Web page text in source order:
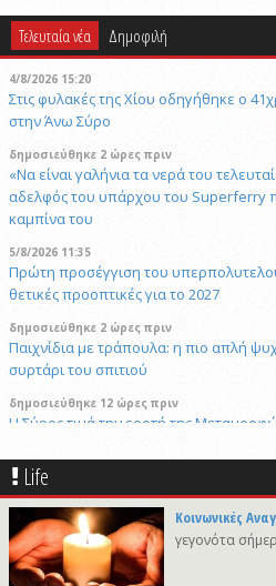
Τελευταία νέα Δημοφιλή
4/8/2026 15:20
Στις φυλακές της Χίου οδηγήθηκε ο
στην Άνω Σύρο
δημοσιεύθηκε 2 ώρες πριν
«Να είναι γαλήνια τα νερά του
αδελφός του υπάρχου του Superferry
καμπίνα του
5/8/2026 11:35
Πρώτη προσέγγιση του
θετικές προοπτικές για το 2027
δημοσιεύθηκε 2 ώρες πριν
Παιχνίδια με τράπουλα: η πιο απλή
συρτάρι του σπιτιού
δημοσιεύθηκε 12 ώρες πριν
Η Σύρος τιμά την εορτή της
4/8/2026 11:16
"Το βλέπει ο Τσίλλερ και γελά"
Γουλανδρής" το 2026 με σχέδια του
δημοσιεύθηκε 22 ώρες πριν
Στέφανος Γκίκας: Ομαλά εξελίσσεται η
μέσω του Μεταφορικού Ισοδυνάμου
Life
Κοινωνικές
γεγονότα